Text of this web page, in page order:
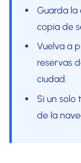
Guarda
copia de
Vuelva a
reservas
ciudad.
Si un
de la